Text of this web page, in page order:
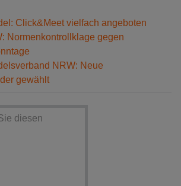
Click&Meet vielfach angeboten
Normenkontrollklage gegen
NRW: Neue
gewählt